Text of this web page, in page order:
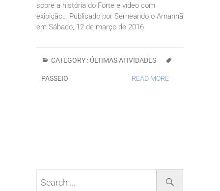
sobre a história do Forte e vídeo com
exibição… Publicado por Semeando o Amanhã
em Sábado, 12 de março de 2016
CATEGORY : ÚLTIMAS ATIVIDADES
PASSEIO READ MORE